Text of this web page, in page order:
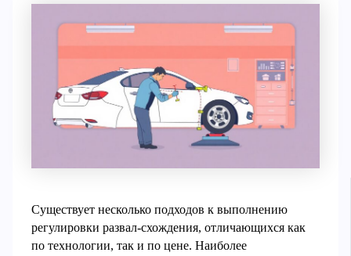
Существует несколько подходов к выполнению
регулировки развал-схождения, отличающихся как
по технологии, так и по цене. Наиболее